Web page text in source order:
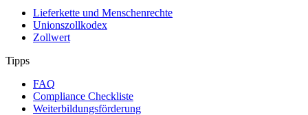
Lieferkette und Menschenrechte
Unionszollkodex
Zollwert
Tipps
FAQ
Compliance Checkliste
Weiterbildungsförderung